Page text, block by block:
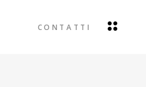
CONTATTI